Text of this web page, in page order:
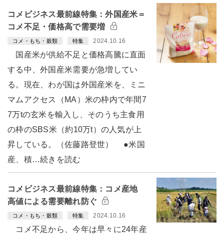
コメビジネス最前線特集：外国産米＝
コメ不足・価格高で需要増
コメ・もち・穀類 特集 2024.10.16
国産米が供給不足と価格高騰に直面
する中、外国産米需要が急増してい
る。現在、わが国は外国産米を、ミニ
マムアクセス（MA）米の枠内で年間7
7万tの玄米を輸入し、そのうち主食用
の枠のSBS米（約10万t）の人気が上
昇している。（佐藤路登世） ●米国
産、積…続きを読む
コメビジネス最前線特集：コメ産地
高値による需要離れ防ぐ
コメ・もち・穀類 特集 2024.10.16
コメ不足から、今年は早々に24年産